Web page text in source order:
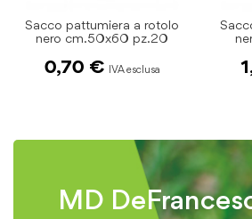
Sacco pattumiera a rotolo
nero molto resistente
1,79 €
MD